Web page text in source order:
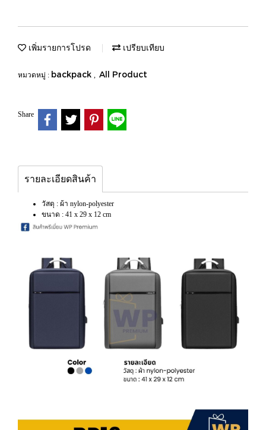
เพิ่มรายการโปรด เปรียบเทียบ
หมวดหมู่ : backpack , All Product
Share
รายละเอียดสินค้า
วัสดุ : ผ้า nylon-polyester
ขนาด : 41 x 29 x 12 cm